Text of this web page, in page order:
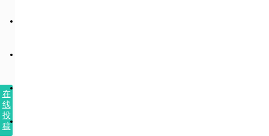
在
线
投
稿